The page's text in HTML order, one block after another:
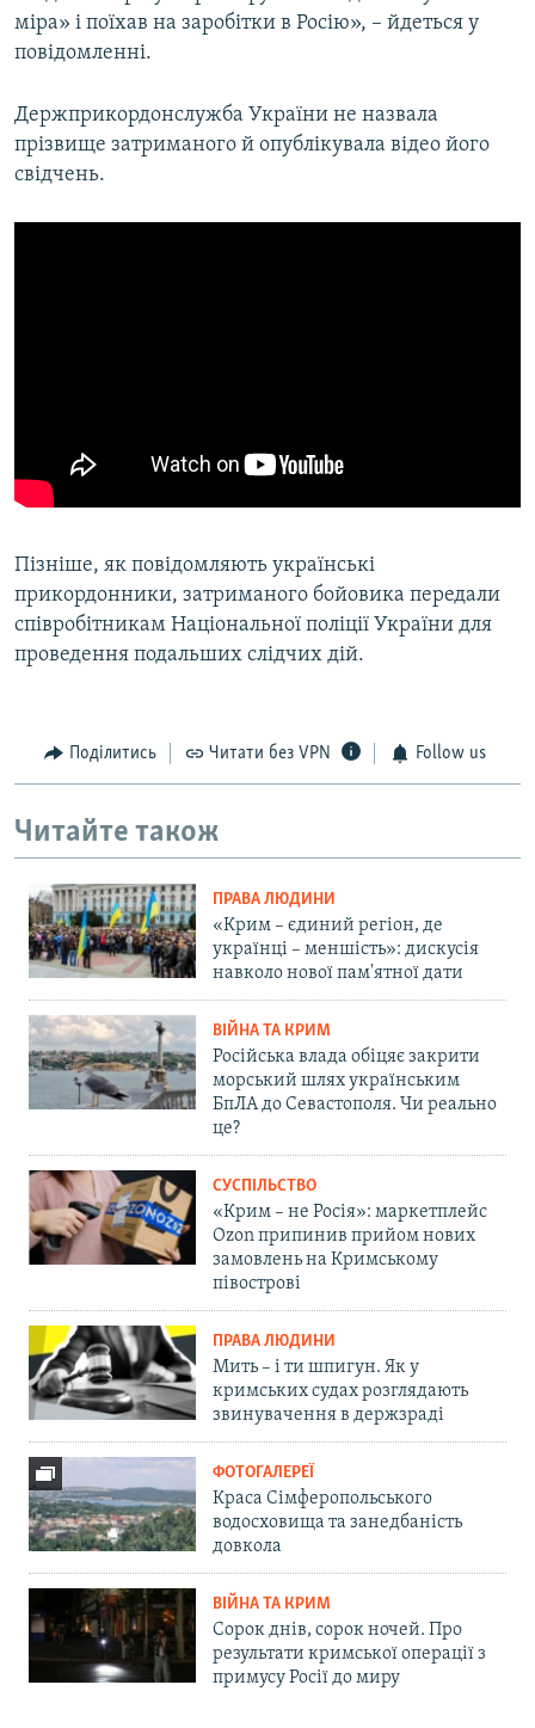
міра» і поїхав на заробітки в Росію», – йдеться у
повідомленні.
Держприкордонслужба України не назвала
прізвище затриманого й опублікувала відео його
свідчень.
Пізніше, як повідомляють українські
прикордонники, затриманого бойовика передали
співробітникам Національної поліції України для
проведення подальших слідчих дій.
Поділитись Читати без VPN Follow us
Читайте також
ПРАВА ЛЮДИНИ
«Крим – єдиний регіон, де
українці – меншість»: дискусія
навколо нової пам'ятної дати
ВІЙНА ТА КРИМ
Російська влада обіцяє закрити
морський шлях українським
БпЛА до Севастополя. Чи реально
це?
СУСПІЛЬСТВО
«Крим – не Росія»: маркетплейс
Ozon припинив прийом нових
замовлень на Кримському
півострові
ПРАВА ЛЮДИНИ
Мить – і ти шпигун. Як у
кримських судах розглядають
звинувачення в держзраді
ФОТОГАЛЕРЕЇ
Краса Сімферопольського
водосховища та занедбаність
довкола
ВІЙНА ТА КРИМ
Сорок днів, сорок ночей. Про
результати кримської операції з
примусу Росії до миру